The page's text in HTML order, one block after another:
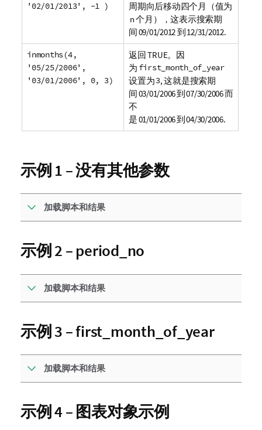
'02/01/2013', -1 )
周期向后移动四个月（值为
n 个月），这表示搜索期
间 09/01/2012 到 12/31/2012.
inmonths(4,
'05/25/2006',
'03/01/2006', 0, 3)
返回 TRUE。因
为 first_month_of_year
设置为3, 这就是搜索期
间 03/01/2006 到 07/30/2006 而
不
是 01/01/2006 到 04/30/2006.
示例 1 – 没有其他参数
加载脚本和结果
示例 2 – period_no
加载脚本和结果
示例 3 – first_month_of_year
加载脚本和结果
示例 4 – 图表对象示例